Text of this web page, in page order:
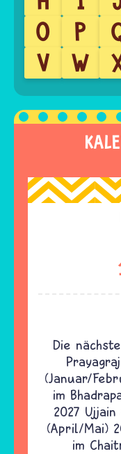
O
P
V
W
Die
(Januar/
im
2027
(April/Mai)
im